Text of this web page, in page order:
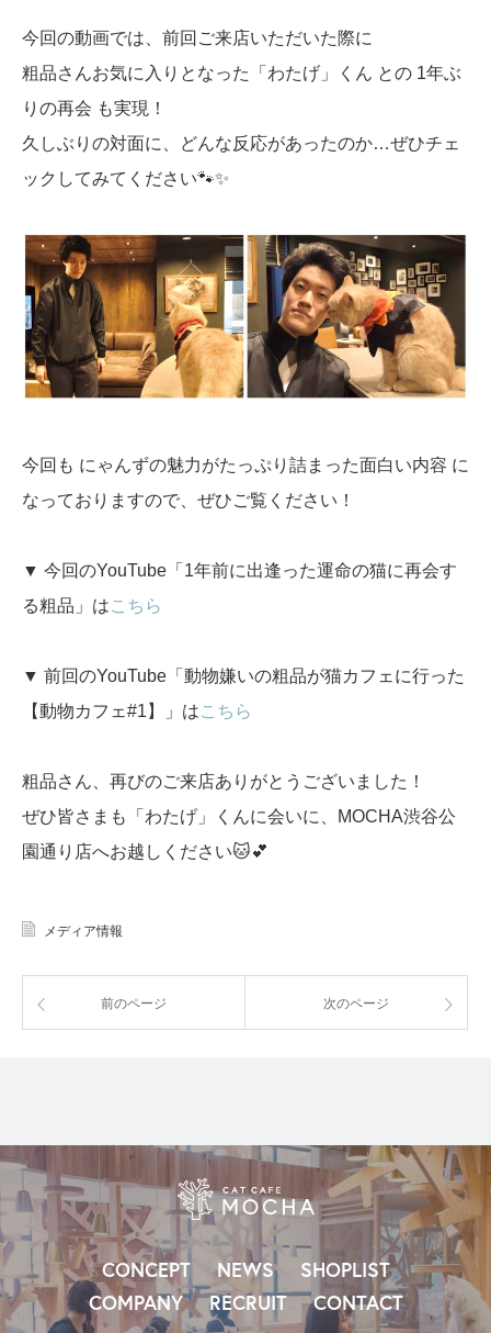
今回の動画では、前回ご来店いただいた際に
粗品さんお気に入りとなった「わたげ」くん との 1年ぶ
りの再会 も実現！
久しぶりの対面に、どんな反応があったのか…ぜひチェ
ックしてみてください🐾✨
今回も にゃんずの魅力がたっぷり詰まった面白い内容 に
なっておりますので、ぜひご覧ください！
▼ 今回のYouTube「1年前に出逢った運命の猫に再会す
る粗品」はこちら
▼ 前回のYouTube「動物嫌いの粗品が猫カフェに行った
【動物カフェ#1】」はこちら
粗品さん、再びのご来店ありがとうございました！
ぜひ皆さまも「わたげ」くんに会いに、MOCHA渋谷公
園通り店へお越しください🐱💕
メディア情報
前のページ 次のページ
CONCEPT NEWS
SHOPLIST
COMPANY
RECRUIT CONTACT